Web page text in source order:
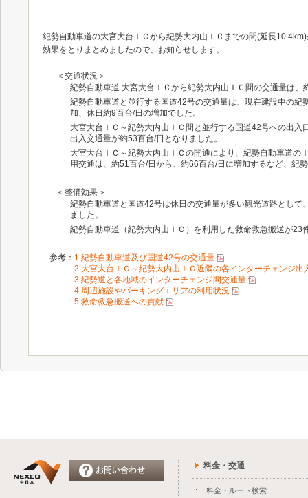
紀勢自動車道の大宮大台ＩＣから紀勢大内山ＩＣまでの間(延長
効果をとりまとめましたので、お知らせします。
＜交通状況＞
紀勢自動車道 大宮大台ＩＣから紀勢大内山ＩＣ間の交通量は
紀勢自動車道と並行する国道42号の交通量は、現在建設中の
加、休日約9百台/日の増加でした。
大宮大台ＩＣ～紀勢大内山ＩＣ間と並行する国道42号への出
出入交通量が約53百台/日となりました。
大宮大台ＩＣ～紀勢大内山ＩＣの開通により、紀勢自動車道
用交通は、約51百台/日から、約66百台/日に増加するなど、紀
＜整備効果＞
紀勢自動車道と国道42号は休日の交通量が多い観光道路とし
ました。
紀勢自動車道（紀勢大内山ＩＣ）を利用した救命救急搬送が
参考： 1.紀勢自動車道及び国道42号の交通量
2.大宮大台ＩＣ～紀勢大内山ＩＣ近隣の各インターチェンジ出
3.紀勢道と各地域のインターチェンジ間交通量
4.周辺施設やパーキングエリアの利用状況
5.救命救急搬送への貢献
料金・交通
料金・ルート検索